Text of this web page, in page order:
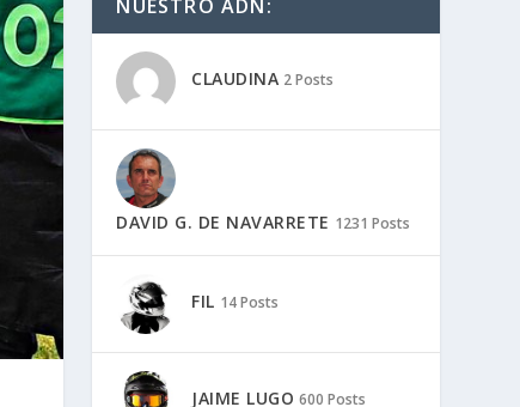
NUESTRO ADN:
CLAUDINA 2 Posts
DAVID G. DE NAVARRETE 1231 Posts
FIL 14 Posts
JAIME LUGO 600 Posts